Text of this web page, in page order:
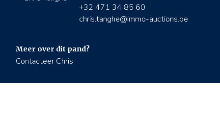
+32 471 34 85 60
chris.tanghe@immo-auctions.be
Meer over dit pand?
Contacteer Chris